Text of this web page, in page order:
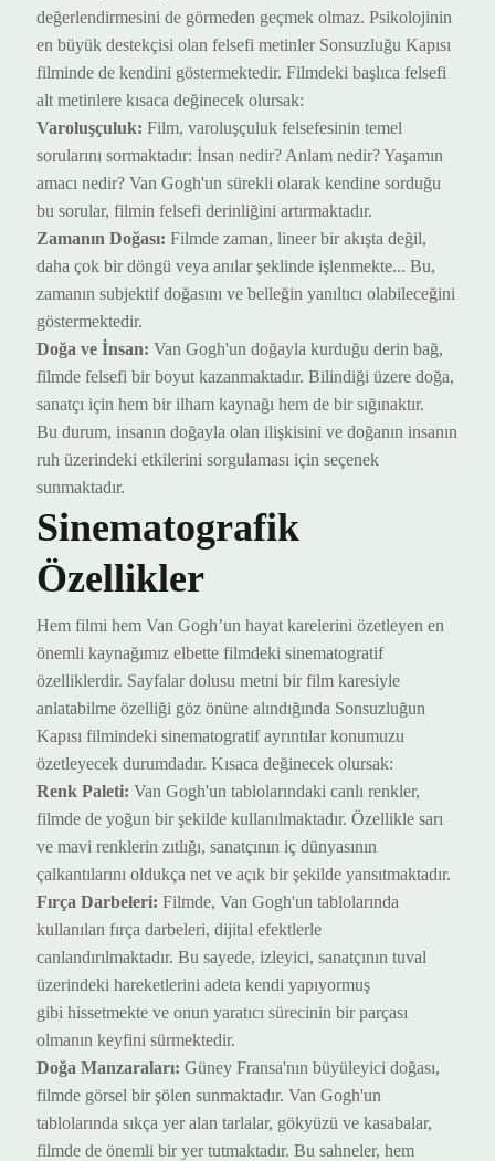
değerlendirmesini de görmeden geçmek olmaz. Psikolojinin
en büyük destekçisi olan felsefi metinler Sonsuzluğu Kapısı
filminde de kendini göstermektedir. Filmdeki başlıca felsefi
alt metinlere kısaca değinecek olursak:
Varoluşçuluk: Film, varoluşçuluk felsefesinin temel
sorularını sormaktadır: İnsan nedir? Anlam nedir? Yaşamın
amacı nedir? Van Gogh'un sürekli olarak kendine sorduğu
bu sorular, filmin felsefi derinliğini artırmaktadır.
Zamanın Doğası: Filmde zaman, lineer bir akışta değil,
daha çok bir döngü veya anılar şeklinde işlenmekte... Bu,
zamanın subjektif doğasını ve belleğin yanıltıcı olabileceğini
göstermektedir.
Doğa ve İnsan: Van Gogh'un doğayla kurduğu derin bağ,
filmde felsefi bir boyut kazanmaktadır. Bilindiği üzere doğa,
sanatçı için hem bir ilham kaynağı hem de bir sığınaktır.
Bu durum, insanın doğayla olan ilişkisini ve doğanın insanın
ruh üzerindeki etkilerini sorgulaması için seçenek
sunmaktadır.
Sinematografik
Özellikler
Hem filmi hem Van Gogh’un hayat karelerini özetleyen en
önemli kaynağımız elbette filmdeki sinematogratif
özelliklerdir. Sayfalar dolusu metni bir film karesiyle
anlatabilme özelliği göz önüne alındığında Sonsuzluğun
Kapısı filmindeki sinematogratif ayrıntılar konumuzu
özetleyecek durumdadır. Kısaca değinecek olursak:
Renk Paleti: Van Gogh'un tablolarındaki canlı renkler,
filmde de yoğun bir şekilde kullanılmaktadır. Özellikle sarı
ve mavi renklerin zıtlığı, sanatçının iç dünyasının
çalkantılarını oldukça net ve açık bir şekilde yansıtmaktadır.
Fırça Darbeleri: Filmde, Van Gogh'un tablolarında
kullanılan fırça darbeleri, dijital efektlerle
canlandırılmaktadır. Bu sayede, izleyici, sanatçının tuval
üzerindeki hareketlerini adeta kendi yapıyormuş
gibi hissetmekte ve onun yaratıcı sürecinin bir parçası
olmanın keyfini sürmektedir.
Doğa Manzaraları: Güney Fransa'nın büyüleyici doğası,
filmde görsel bir şölen sunmaktadır. Van Gogh'un
tablolarında sıkça yer alan tarlalar, gökyüzü ve kasabalar,
filmde de önemli bir yer tutmaktadır. Bu sahneler, hem